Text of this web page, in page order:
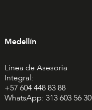
Medellín
Línea de Asesoría
Integral:
+57 604 448 83 88
WhatsApp: 313 603 56 30